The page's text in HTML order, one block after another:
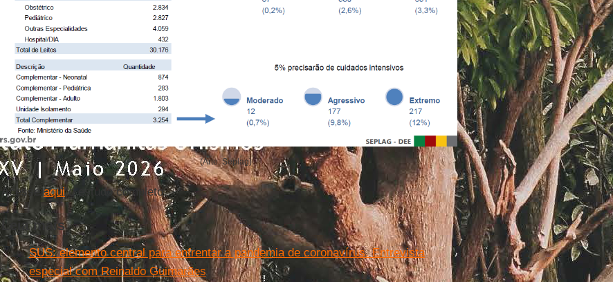
(Arte: Seplag)
Acesseaquio estudo completo.
Leia mais
SUS: elemento central para enfrentar a pandemia de coronavírus. Entrevista
especial com Reinaldo Guimarães